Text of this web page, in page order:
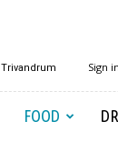
Trivandrum Sign
FOOD